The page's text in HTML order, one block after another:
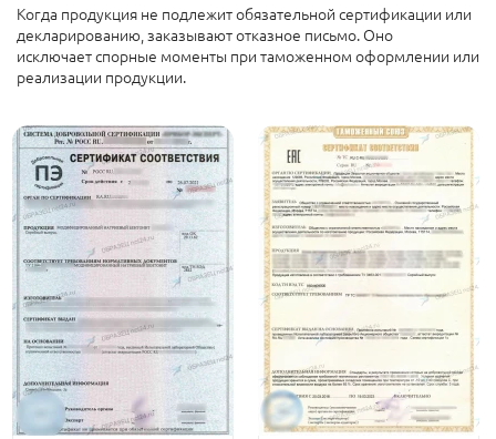
Когда продукция не подлежит обязательной сертификации или
декларированию , заказывают отказное письмо. Оно
исключает спорные моменты при таможенном оформлении или
реализации продукции.